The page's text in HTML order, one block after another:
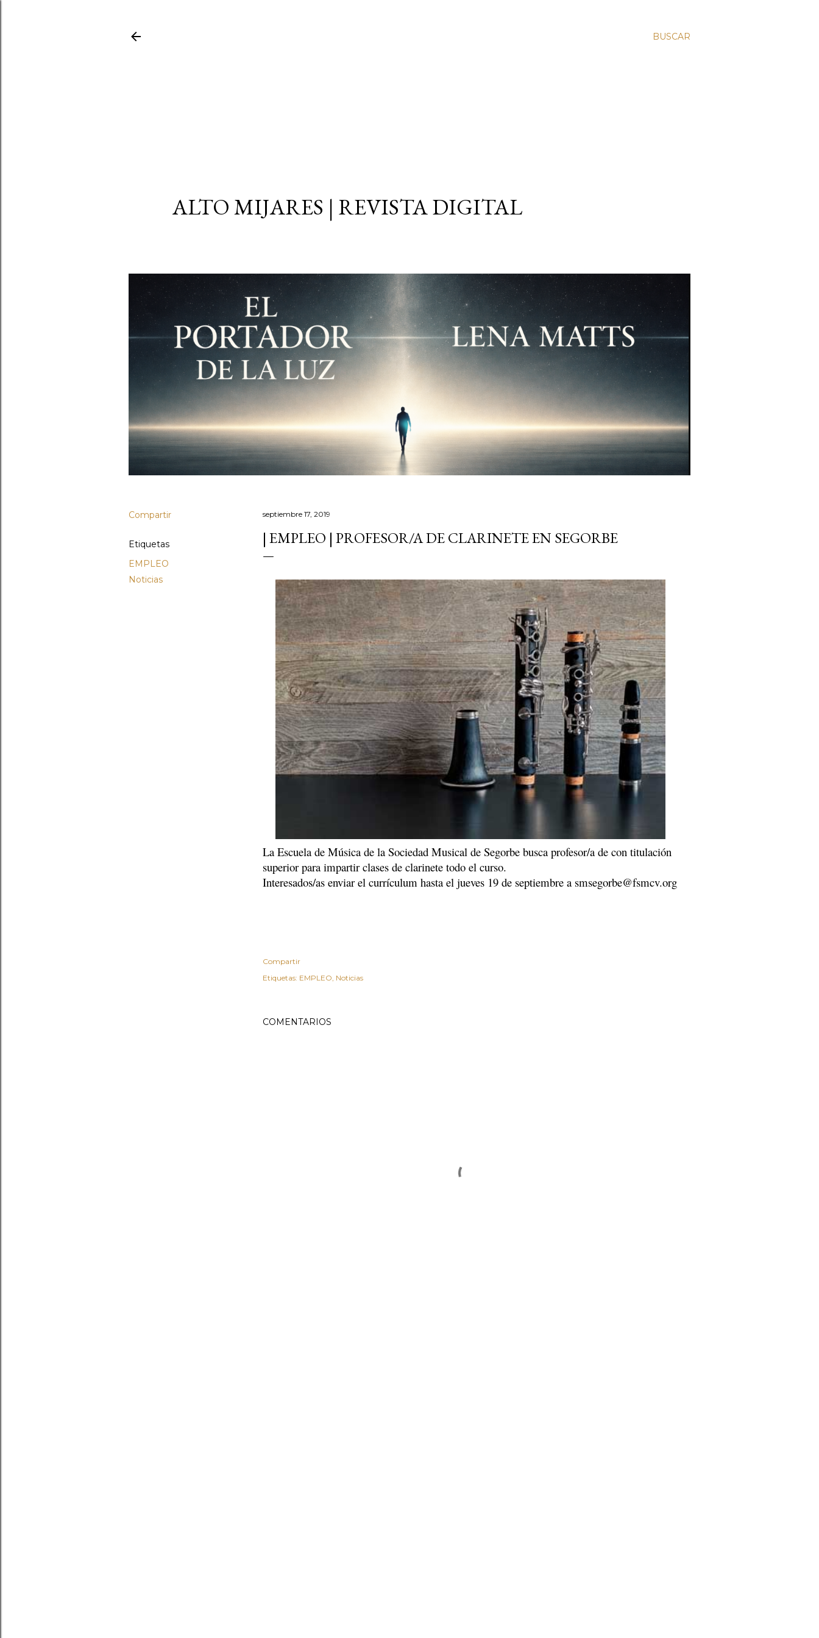
BUSCAR
ALTO MIJARES | REVISTA DIGITAL
Compartir
Etiquetas
EMPLEO
Noticias
septiembre 17, 2019
| EMPLEO | PROFESOR/A DE CLARINETE EN SEGORBE
La Escuela de Música de la Sociedad Musical de Segorbe busca profesor/a de con titulación
superior para impartir clases de clarinete todo el curso.
Interesados/as enviar el currículum hasta el jueves 19 de septiembre a smsegorbe@fsmcv.org
Compartir
Etiquetas: EMPLEO Noticias
COMENTARIOS